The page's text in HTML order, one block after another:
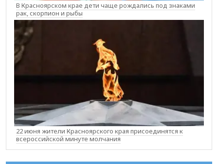
В Красноярском крае дети чаще рождались под знаками
рак, скорпион и рыбы
22 июня жители Красноярского края присоединятся к
всероссийской минуте молчания